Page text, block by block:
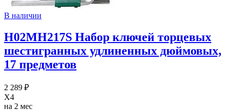
В наличии
H02MH217S Набор ключей торцевых
шестигранных удлиненных дюймовых,
17 предметов
2 289 ₽
X4
на 2 мес